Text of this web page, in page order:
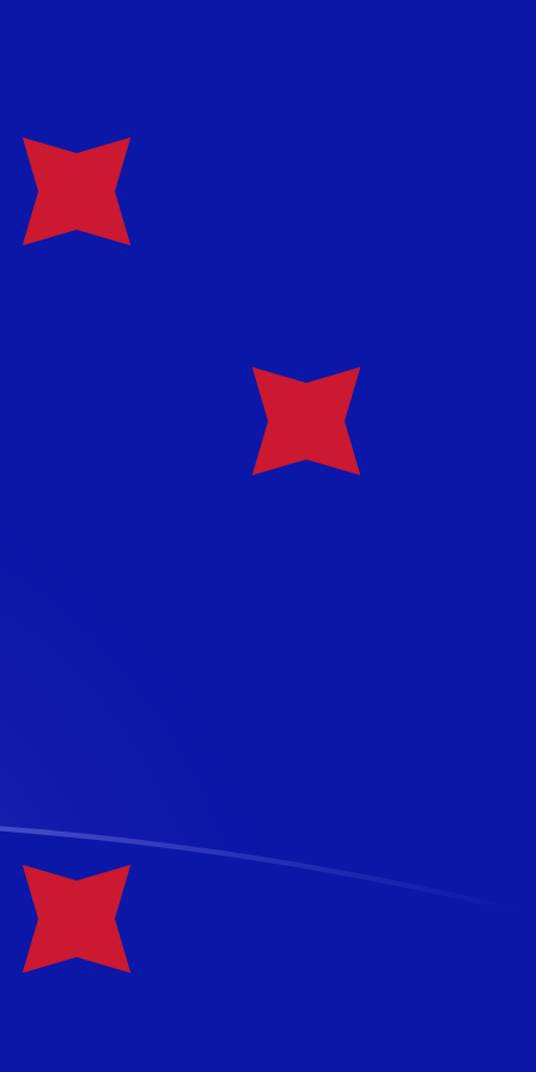
Sie nicht, wenn Sie Geld senden.Sendekurse prüfen.